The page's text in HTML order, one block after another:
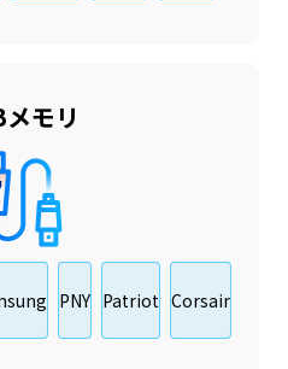
モリ
PNY Patriot Corsair